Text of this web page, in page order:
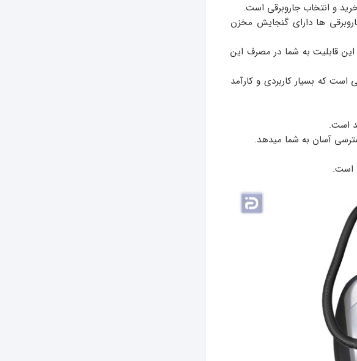
خرید و انتخاب جاروبرقی است.
ها دارای گنجایش مخزن
این قابلیت به شما در مصرف این
است که بسیار کاربردی و کارآمد
است.
آسان به شما میدهد.
است.